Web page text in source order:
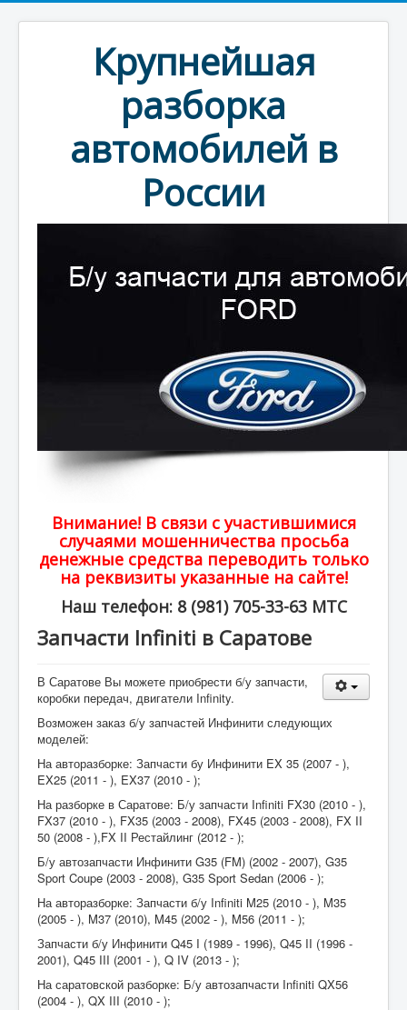
Крупнейшая
разборка
автомобилей в
России
Внимание! В связи с участившимися
случаями мошенничества просьба
денежные средства переводить только
на реквизиты указанные на сайте!
Наш телефон: 8 (981) 705-33-63 МТС
Запчасти Infiniti в Саратове
В Саратове Вы можете приобрести б/у запчасти,
коробки передач, двигатели Infinity.
Возможен заказ б/у запчастей Инфинити следующих
моделей:
На авторазборке: Запчасти бу Инфинити EX 35 (2007 - ),
EX25 (2011 - ), EX37 (2010 - );
На разборке в Саратове: Б/у запчасти Infiniti FX30 (2010 - ),
FX37 (2010 - ), FX35 (2003 - 2008), FX45 (2003 - 2008), FX II
50 (2008 - ),FX II Рестайлинг (2012 - );
Б/у автозапчасти Инфинити G35 (FM) (2002 - 2007), G35
Sport Coupe (2003 - 2008), G35 Sport Sedan (2006 - );
На авторазборке: Запчасти б/у Infiniti M25 (2010 - ), M35
(2005 - ), M37 (2010), M45 (2002 - ), M56 (2011 - );
Запчасти б/у Инфинити Q45 I (1989 - 1996), Q45 II (1996 -
2001), Q45 III (2001 - ), Q IV (2013 - );
На саратовской разборке: Б/у автозапчасти Infiniti QX56
(2004 - ), QX III (2010 - );